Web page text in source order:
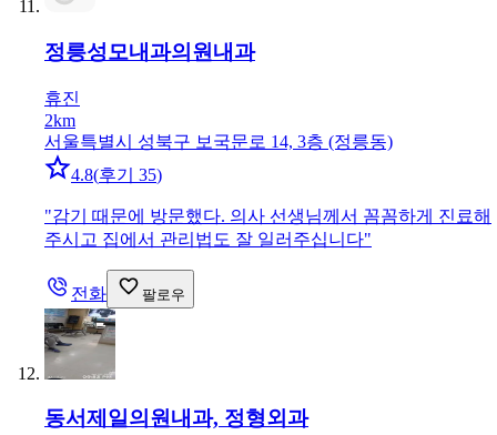
정릉성모내과의원 내과
휴진
2km
서울특별시 성북구 보국문로 14, 3층 (정릉동)
4.8(후기 35)
"감기 때문에 방문했다. 의사 선생님께서 꼼꼼하게 진료해
주시고 집에서 관리법도 잘 일러주십니다"
전화 팔로우
동서제일의원내과, 정형외과